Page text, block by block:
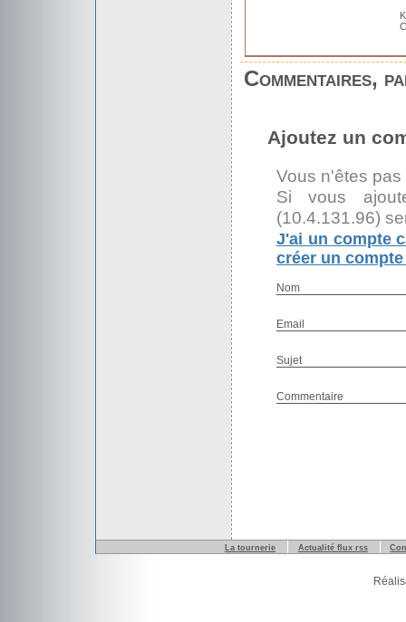
Commentaires,
Ajoutez un
Vous n'êtes
Si vous
(10.4.131.96)
J'ai un compte
créer un
Nom
Email
Sujet
Commentaire
La tournerie Actualité flux rss